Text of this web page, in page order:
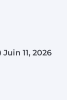
Juin 11, 2026